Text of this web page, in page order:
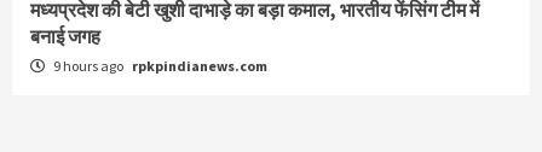
मध्यप्रदेश की बेटी खुशी दाभाड़े का बड़ा कमाल, भारतीय फेंसिंग टीम में
बनाई जगह
9 hours ago rpkpindianews.com